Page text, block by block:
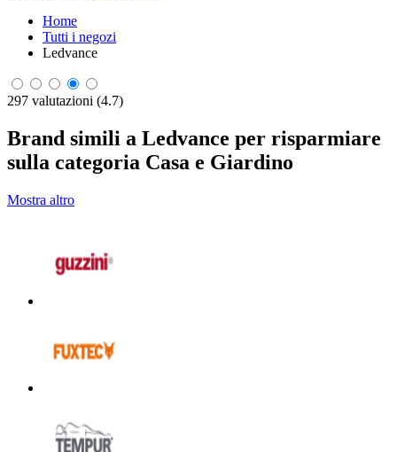
Home
Tutti i negozi
Ledvance
297 valutazioni (4.7)
Brand simili a Ledvance per risparmiare
sulla categoria Casa e Giardino
Mostra altro